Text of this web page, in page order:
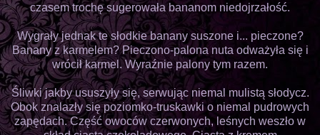
czasem trochę sugerowała bananom niedojrzałość.
Wygrały jednak te słodkie banany suszone i... pieczone?
Banany z karmelem? Pieczono-palona nuta odważyła się i
wrócił karmel. Wyraźnie palony tym razem.
Śliwki jakby ususzyły się, serwując niemal mulistą słodycz.
Obok znalazły się poziomko-truskawki o niemal pudrowych
zapędach. Część owoców czerwonych, leśnych weszło w